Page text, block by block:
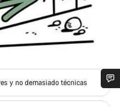
y no demasiado técnicas